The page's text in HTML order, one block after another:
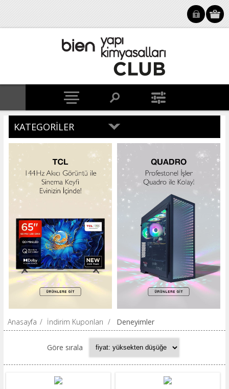
KATEGORILER
Anasayfa / İndirim Kuponları / Deneyimler
Göre sırala